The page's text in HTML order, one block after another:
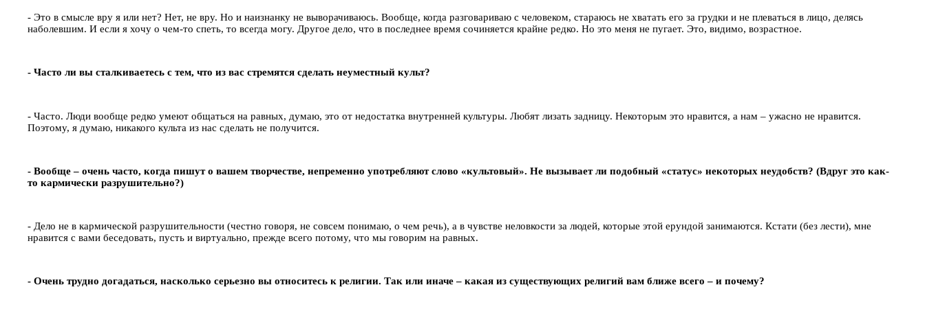
- Это в смысле вру я или нет? Нет, не вру. Но и наизнанку не выворачиваюсь. Вообще, когда разговариваю с человеком, стараюсь не хватать его за грудки и не плеваться в лицо, делясь
наболевшим. И если я хочу о чем-то спеть, то всегда могу. Другое дело, что в последнее время сочиняется крайне редко. Но это меня не пугает. Это, видимо, возрастное.
- Часто ли вы сталкиваетесь с тем, что из вас стремятся сделать неуместный культ?
- Часто. Люди вообще редко умеют общаться на равных, думаю, это от недостатка внутренней культуры. Любят лизать задницу. Некоторым это нравится, а нам – ужасно не нравится.
Поэтому, я думаю, никакого культа из нас сделать не получится.
- Вообще – очень часто, когда пишут о вашем творчестве, непременно употребляют слово «культовый». Не вызывает ли подобный «статус» некоторых неудобств? (Вдруг это как-
то кармически разрушительно?)
- Дело не в кармической разрушительности (честно говоря, не совсем понимаю, о чем речь), а в чувстве неловкости за людей, которые этой ерундой занимаются. Кстати (без лести), мне
нравится с вами беседовать, пусть и виртуально, прежде всего потому, что мы говорим на равных.
- Очень трудно догадаться, насколько серьезно вы относитесь к религии. Так или иначе – какая из существующих религий вам ближе всего – и почему?